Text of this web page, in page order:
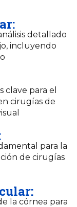
detallado
incluyendo
clave para el
cirugías de
para la
de cirugías
la córnea para